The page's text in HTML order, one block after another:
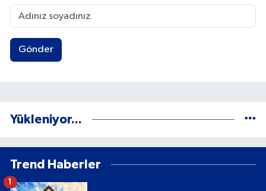
Gönder
Yükleniyor...
Trend Haberler
1